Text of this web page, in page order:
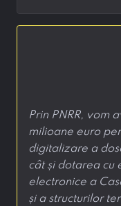
Prin PNRR, vom
milioane euro
digitalizare a
cât și dotarea cu
electronice a
și a structurilor